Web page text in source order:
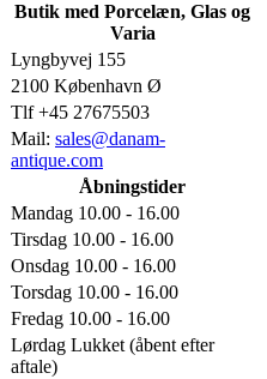
Butik med Porcelæn, Glas og
Varia
Lyngbyvej 155
2100 København Ø
Tlf +45 27675503
Mail: sales@danam-
antique.com
Åbningstider
Mandag 10.00 - 16.00
Tirsdag 10.00 - 16.00
Onsdag 10.00 - 16.00
Torsdag 10.00 - 16.00
Fredag 10.00 - 16.00
Lørdag Lukket (åbent efter
aftale)